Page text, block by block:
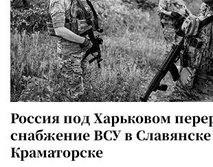
Россия под Харьковом
снабжение ВСУ в
Краматорске